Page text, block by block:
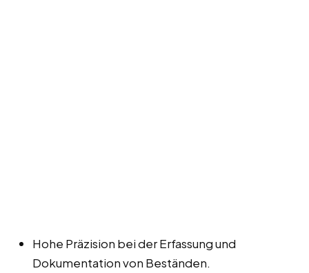
Hohe Präzision bei der Erfassung und
Dokumentation von Beständen.